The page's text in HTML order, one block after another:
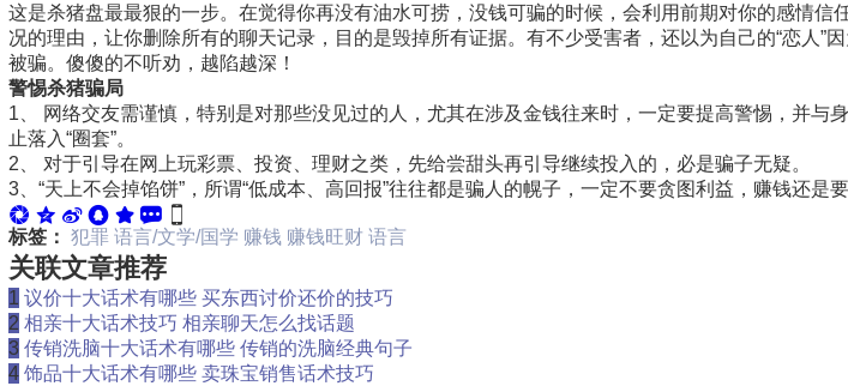
这是杀猪盘最最狠的一步。在觉得你再没有油水可捞，没钱可骗的时候，会利用前期对你的感情信
况的理由，让你删除所有的聊天记录，目的是毁掉所有证据。有不少受害者，还以为自己的“恋人”
被骗。傻傻的不听劝，越陷越深！
警惕杀猪骗局
1、 网络交友需谨慎，特别是对那些没见过的人，尤其在涉及金钱往来时，一定要提高警惕，并与
止落入“圈套”。
2、 对于引导在网上玩彩票、投资、理财之类，先给尝甜头再引导继续投入的，必是骗子无疑。
3、“天上不会掉馅饼”，所谓“低成本、高回报”往往都是骗人的幌子，一定不要贪图利益，赚钱还是要
标签： 犯罪 语言/文学/国学 赚钱 赚钱旺财 语言
关联文章推荐
1 议价十大话术有哪些 买东西讨价还价的技巧
2 相亲十大话术技巧 相亲聊天怎么找话题
3 传销洗脑十大话术有哪些 传销的洗脑经典句子
4 饰品十大话术有哪些 卖珠宝销售话术技巧